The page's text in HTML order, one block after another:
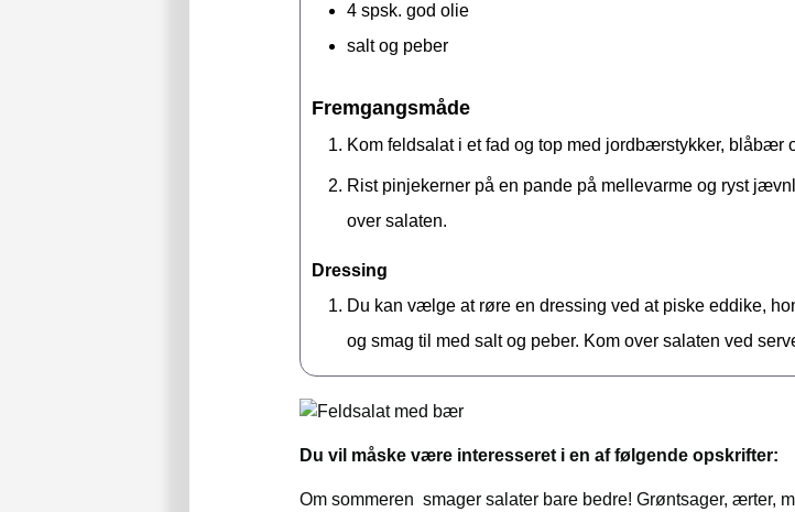
4 spsk. god olie
salt og peber
Fremgangsmåde
Kom feldsalat i et fad og top med jordbærstykker, blåbær
Rist pinjekerner på en pande på mellevarme og ryst
over salaten.
Dressing
Du kan vælge at røre en dressing ved at piske eddike,
og smag til med salt og peber. Kom over salaten ved
Du vil måske være interesseret i en af følgende opskrifter:
Om sommeren smager salater bare bedre! Grøntsager, ærter,